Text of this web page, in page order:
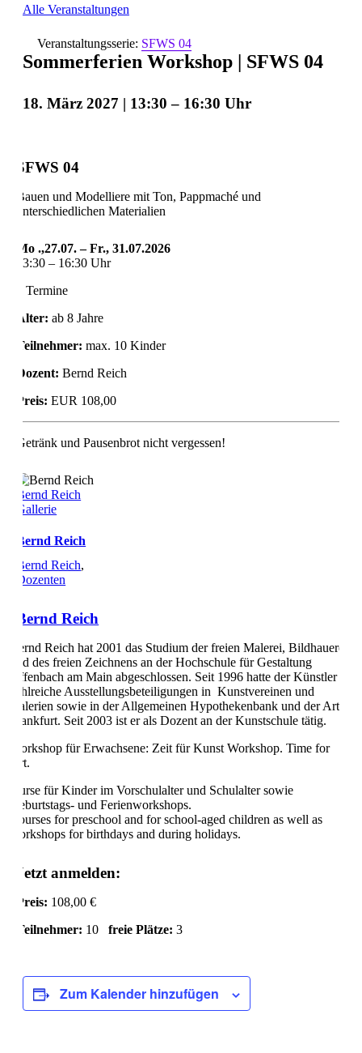
Alle Veranstaltungen
Veranstaltungsserie: SFWS 04
Sommerferien Workshop | SFWS 04
18. März 2027 | 13:30 – 16:30
SFWS 04
Bauen und Modelliere mit Ton, Pappmaché und
unterschiedlichen Materialien
Mo .,27.07. – Fr., 31.07.2026
13:30 – 16:30 Uhr
5 Termine
Alter: ab 8 Jahre
Teilnehmer: max. 10 Kinder
Dozent: Bernd Reich
Preis: EUR 108,00
Getränk und Pausenbrot nicht vergessen!
Bernd Reich
Gallerie
Bernd Reich
Bernd Reich,
Dozenten
Bernd Reich
Bernd Reich hat 2001 das Studium der freien Malerei, Bildhauerei
und des freien Zeichnens an der Hochschule für Gestaltung
Offenbach am Main abgeschlossen. Seit 1996 hatte der Künstler
zahlreiche Ausstellungsbeteiligungen in Kunstvereinen und
Galerien sowie in der Allgemeinen Hypothekenbank und der Art
Frankfurt. Seit 2003 ist er als Dozent an der Kunstschule tätig.
Workshop für Erwachsene: Zeit für Kunst Workshop. Time for
Art.
Kurse für Kinder im Vorschulalter und Schulalter sowie
Geburtstags- und Ferienworkshops.
Courses for preschool and for school-aged children as well as
workshops for birthdays and during holidays.
Jetzt anmelden:
Preis: 108,00 €
Teilnehmer: 10freie Plätze: 3
Zum Kalender hinzufügen